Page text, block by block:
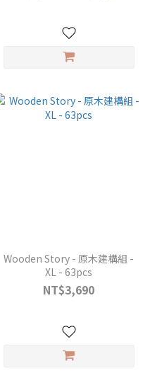
Wooden Story - 原木建構組 -
XL - 63pcs
NT$3,690